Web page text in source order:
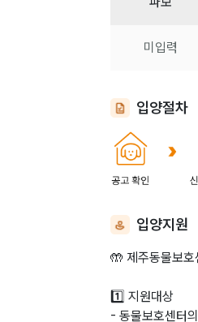
미입력
입양절차
입양지원
🤲 제주동물보호
1️⃣ 지원대상
- 동물보호센터